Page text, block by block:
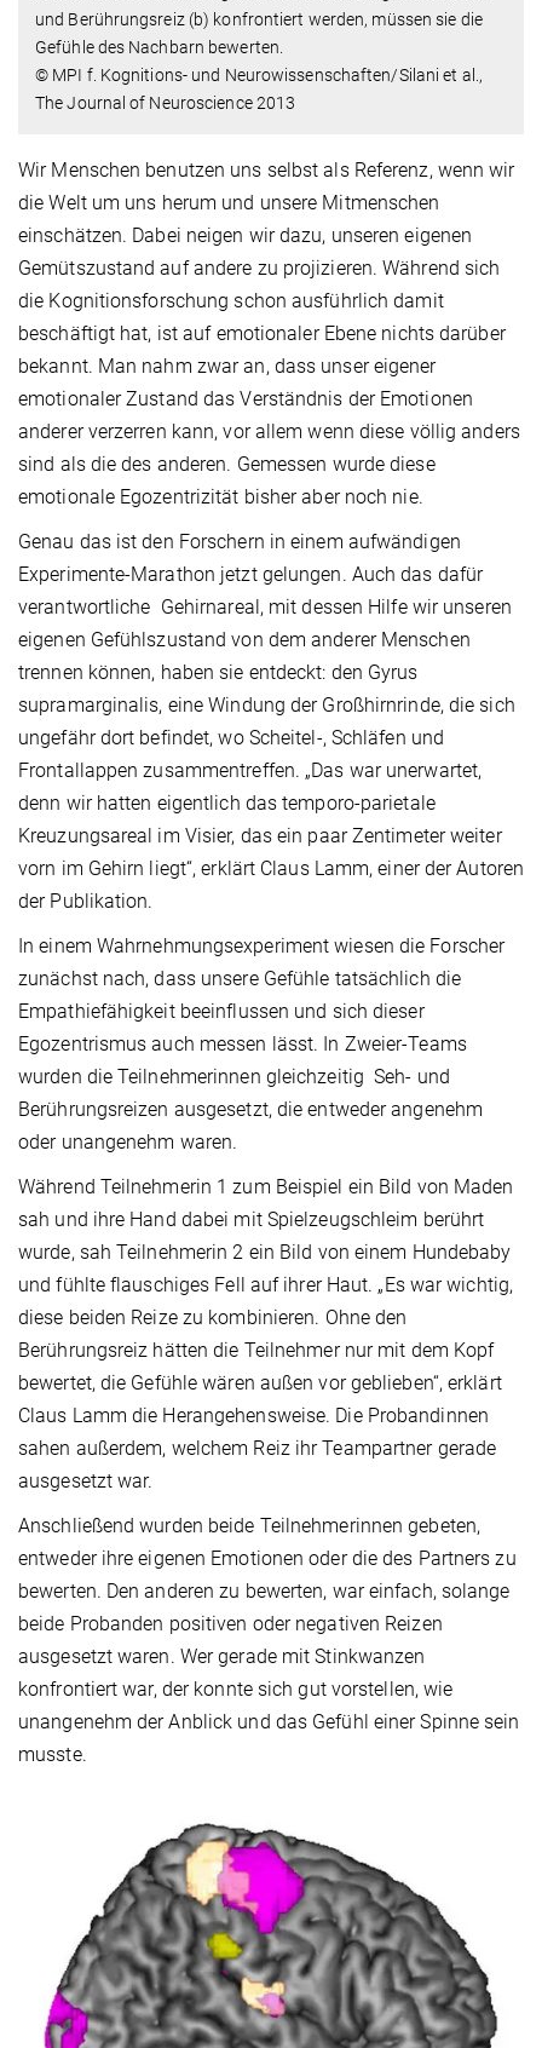
und Berührungsreiz (b) konfrontiert werden, müssen sie die
Gefühle des Nachbarn bewerten.
© MPI f. Kognitions- und Neurowissenschaften/Silani et al.,
The Journal of Neuroscience 2013
Wir Menschen benutzen uns selbst als Referenz, wenn wir
die Welt um uns herum und unsere Mitmenschen
einschätzen. Dabei neigen wir dazu, unseren eigenen
Gemütszustand auf andere zu projizieren. Während sich
die Kognitionsforschung schon ausführlich damit
beschäftigt hat, ist auf emotionaler Ebene nichts darüber
bekannt. Man nahm zwar an, dass unser eigener
emotionaler Zustand das Verständnis der Emotionen
anderer verzerren kann, vor allem wenn diese völlig anders
sind als die des anderen. Gemessen wurde diese
emotionale Egozentrizität bisher aber noch nie.
Genau das ist den Forschern in einem aufwändigen
Experimente-Marathon jetzt gelungen. Auch das dafür
verantwortliche Gehirnareal, mit dessen Hilfe wir unseren
eigenen Gefühlszustand von dem anderer Menschen
trennen können, haben sie entdeckt: den Gyrus
supramarginalis, eine Windung der Großhirnrinde, die sich
ungefähr dort befindet, wo Scheitel-, Schläfen und
Frontallappen zusammentreffen. „Das war unerwartet,
denn wir hatten eigentlich das temporo-parietale
Kreuzungsareal im Visier, das ein paar Zentimeter weiter
vorn im Gehirn liegt“, erklärt Claus Lamm, einer der Autoren
der Publikation.
In einem Wahrnehmungsexperiment wiesen die Forscher
zunächst nach, dass unsere Gefühle tatsächlich die
Empathiefähigkeit beeinflussen und sich dieser
Egozentrismus auch messen lässt. In Zweier-Teams
wurden die Teilnehmerinnen gleichzeitig Seh- und
Berührungsreizen ausgesetzt, die entweder angenehm
oder unangenehm waren.
Während Teilnehmerin 1 zum Beispiel ein Bild von Maden
sah und ihre Hand dabei mit Spielzeugschleim berührt
wurde, sah Teilnehmerin 2 ein Bild von einem Hundebaby
und fühlte flauschiges Fell auf ihrer Haut. „Es war wichtig,
diese beiden Reize zu kombinieren. Ohne den
Berührungsreiz hätten die Teilnehmer nur mit dem Kopf
bewertet, die Gefühle wären außen vor geblieben“, erklärt
Claus Lamm die Herangehensweise. Die Probandinnen
sahen außerdem, welchem Reiz ihr Teampartner gerade
ausgesetzt war.
Anschließend wurden beide Teilnehmerinnen gebeten,
entweder ihre eigenen Emotionen oder die des Partners zu
bewerten. Den anderen zu bewerten, war einfach, solange
beide Probanden positiven oder negativen Reizen
ausgesetzt waren. Wer gerade mit Stinkwanzen
konfrontiert war, der konnte sich gut vorstellen, wie
unangenehm der Anblick und das Gefühl einer Spinne sein
musste.